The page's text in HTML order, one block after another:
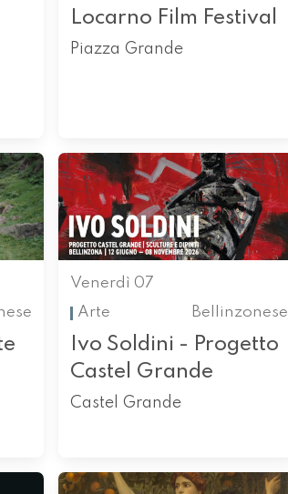
Locarno Film Festival
Piazza Grande
Venerdì 07
Arte
Bellinzonese
Ivo Soldini - Progetto
Castel Grande
Castel Grande